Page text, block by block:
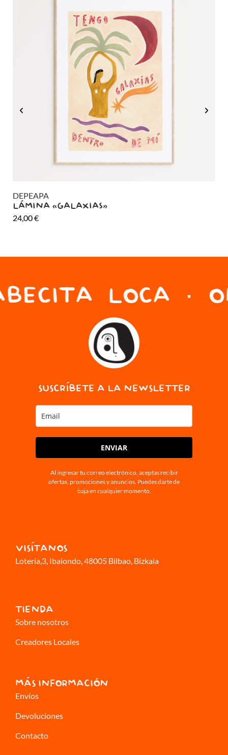
DEPEAPA
LÁMINA «GALAXIAS»
24,00€
LOCA ·
SUSCRÍBETE A LA NEWSLETTER
ENVIAR
Al ingresar tu correo electrónico, aceptas recibir
ofertas, promociones y anuncios. Puedes darte de
baja en cualquier momento.
VISÍTANOS
Lotería,3, Ibaiondo, 48005 Bilbao, Bizkaia
TIENDA
Sobre nosotros
Creadores Locales
MÁS INFORMACIÓN
Envíos
Devoluciones
Contacto